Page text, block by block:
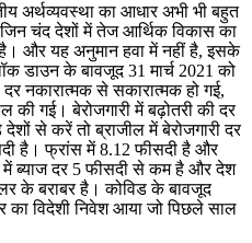
अर्थव्यवस्था का आधार अभी भी बहुत
चंद देशों में तेज आर्थिक विकास का
और यह अनुमान हवा में नहीं है, इसके
डाउन के बावजूद 31 मार्च 2021 को
दर नकारात्मक से सकारात्मक हो गई,
की गई। बेरोजगारी में बढ़ोतरी की दर
से करें तो ब्राजील में बेरोजगारी दर
है। फ्रांस में 8.12 फीसदी है और
ब्याज दर 5 फीसदी से कम है और देश
के बराबर है। कोविड के बावजूद
का विदेशी निवेश आया जो पिछले साल